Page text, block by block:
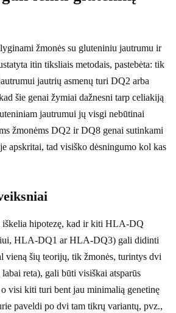
žmonės su gluteniniu jautrumu ir
itin tiksliais metodais, pastebėta: tik
jautrių asmenų turi DQ2 arba
šie genai žymiai dažnesni tarp celiakiją
jautrumui jų visgi nebūtinai
žmonėms DQ2 ir DQ8 genai sutinkami
apskritai, tad visiško dėsningumo kol kas
hipotezę, kad ir kiti HLA-DQ
HLA-DQ1 ar HLA-DQ3) gali didinti
vieną šių teorijų, tik žmonės, turintys dvi
reta), gali būti visiškai atsparūs
visi kiti turi bent jau minimalią genetinę
paveldi po dvi tam tikrų variantų, pvz.,